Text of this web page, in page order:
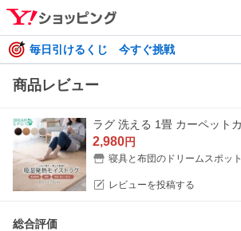
毎日引けるくじ 今すぐ挑戦
商品レビュー
2,980円
寝具と布団のドリームスポット
レビューを投稿する
総合評価